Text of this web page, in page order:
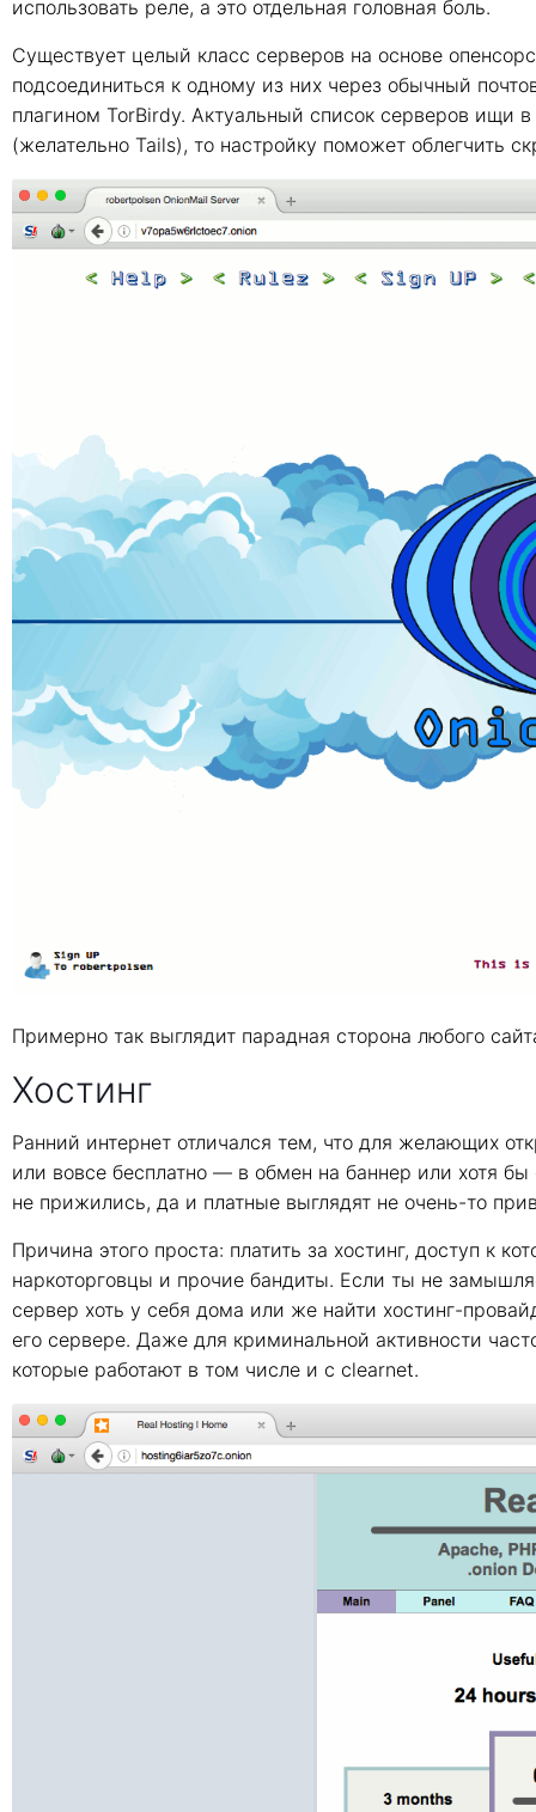
использовать реле, а это отдельная головная боль.
Существует целый класс серверов на основе
подсоединиться к одному из них через обычный
плагином TorBirdy. Актуальный список серверов ищи
(желательно Tails), то настройку поможет облегчить
Примерно так выглядит парадная сторона любого
Хостинг
Ранний интернет отличался тем, что для желающих
или вовсе бесплатно — в обмен на баннер или хотя
не прижились, да и платные выглядят не очень-то
Причина этого проста: платить за хостинг, доступ к
наркоторговцы и прочие бандиты. Если ты не
сервер хоть у себя дома или же найти хостинг-
его сервере. Даже для криминальной активности
которые работают в том числе и с clearnet.